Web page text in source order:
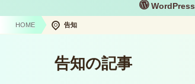
WordPress
HOME 告知
告知の記事